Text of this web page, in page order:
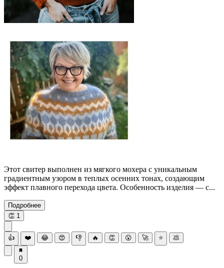
Этот свитер выполнен из мягкого мохера с уникальным
градиентным узором в теплых осенних тонах, создающим
эффект плавного перехода цвета. Особенность изделия — с...
Подробнее
👏 1
👍 ❤️ 😂 😍 👎 🔥 👏 😮 🚀 ⭐ 💩
0